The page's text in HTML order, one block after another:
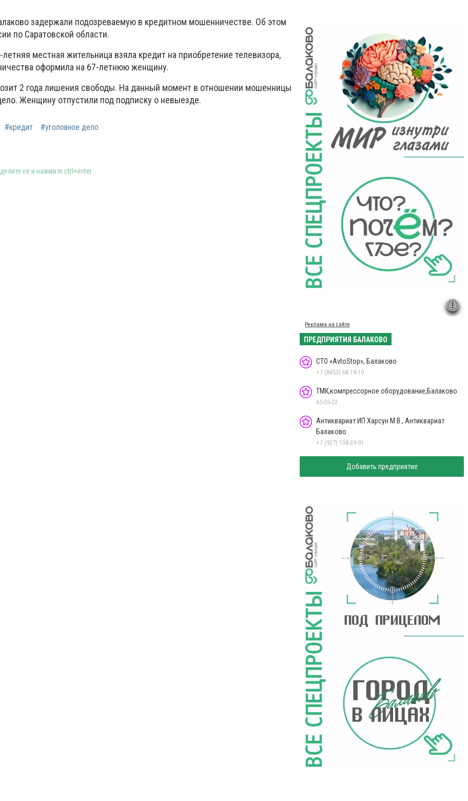
задержали подозреваемую в кредитном мошенничестве. Об этом
по Саратовской области.
летняя местная жительница взяла кредит на приобретение телевизора,
оформила на 67-летнюю женщину.
2 года лишения свободы. На данный момент в отношении мошенницы
Женщину отпустили под подписку о невыезде.
#кредит #уголовное дело
её и нажмите ctrl+enter
Реклама на сайте
ПРЕДПРИЯТИЯ БАЛАКОВО
СТО «AvtoStop», Балаково
+7 (8453) 68-19-10
ТМК,компрессорное оборудование,Балаково
65-05-22
Антиквариат ИП Харсун М.В., Антиквариат
Балаково
+7 (927) 138-39-91
Добавить предприятие